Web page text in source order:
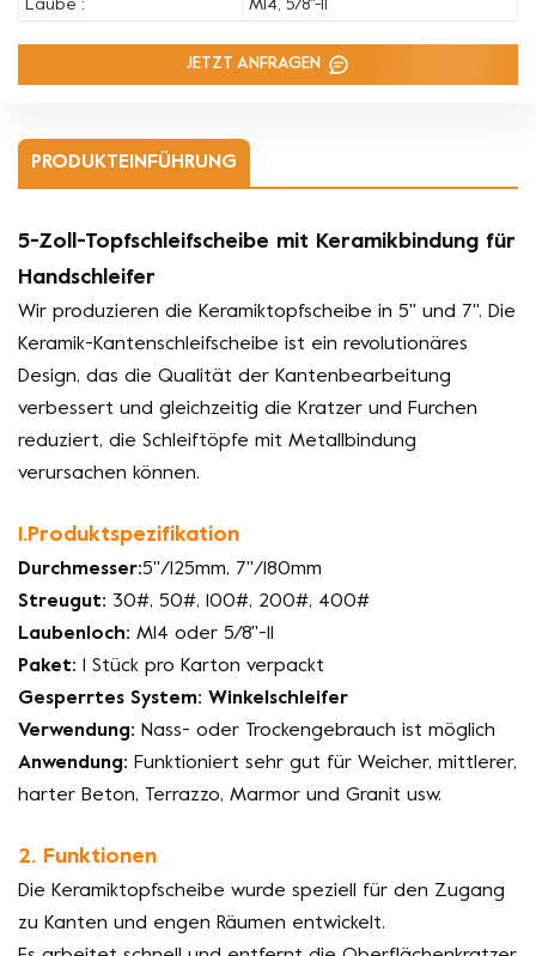
Laube :
M14, 5/8''-11
JETZT ANFRAGEN
PRODUKTEINFÜHRUNG
5-Zoll-Topfschleifscheibe mit Keramikbindung für
Handschleifer
Wir produzieren die Keramiktopfscheibe in 5'' und 7''. Die
Keramik-Kantenschleifscheibe ist ein revolutionäres
Design, das die Qualität der Kantenbearbeitung
verbessert und gleichzeitig die Kratzer und Furchen
reduziert, die Schleiftöpfe mit Metallbindung
verursachen können.
1.Produktspezifikation
Durchmesser:5''/125mm, 7''/180mm
Streugut: 30#, 50#, 100#, 200#, 400#
Laubenloch: M14 oder 5/8''-11
Paket: 1 Stück pro Karton verpackt
Gesperrtes System: Winkelschleifer
Verwendung: Nass- oder Trockengebrauch ist möglich
Anwendung: Funktioniert sehr gut für Weicher, mittlerer,
harter Beton, Terrazzo, Marmor und Granit usw.
2. Funktionen
Die Keramiktopfscheibe wurde speziell für den Zugang
zu Kanten und engen Räumen entwickelt.